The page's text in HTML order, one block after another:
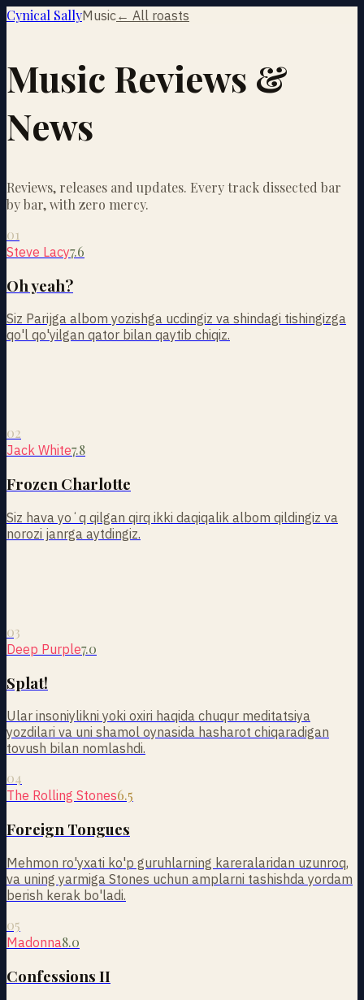
Cynical SallyMusic← All roasts
Music Reviews &
News
Reviews, releases and updates. Every track dissected bar
by bar, with zero mercy.
01
Steve Lacy7.6
Oh yeah?
Siz Parijga albom yozishga ucdingiz va shindagi tishingizga
qo'l qo'yilgan qator bilan qaytib chiqiz.
02
Jack White7.8
Frozen Charlotte
Siz hava yoʻq qilgan qirq ikki daqiqalik albom qildingiz va
norozi janrga aytdingiz.
03
Deep Purple7.0
Splat!
Ular insoniylikni yoki oxiri haqida chuqur meditatsiya
yozdilari va uni shamol oynasida hasharot chiqaradigan
tovush bilan nomlashdi.
04
The Rolling Stones6.5
Foreign Tongues
Mehmon ro'yxati ko'p guruhlarning kareralaridan uzunroq,
va uning yarmiga Stones uchun amplarni tashishda yordam
berish kerak bo'ladi.
05
Madonna8.0
Confessions II